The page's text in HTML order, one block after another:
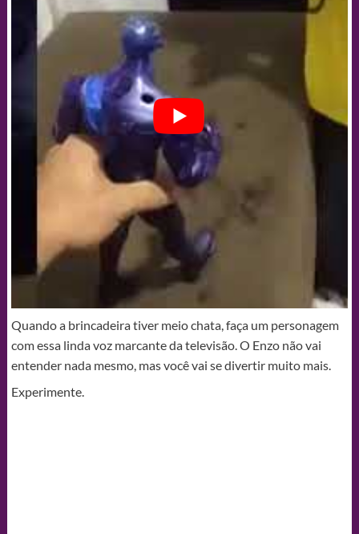
Quando a brincadeira tiver meio chata, faça um personagem
com essa linda voz marcante da televisão. O Enzo não vai
entender nada mesmo, mas você vai se divertir muito mais.
Experimente.